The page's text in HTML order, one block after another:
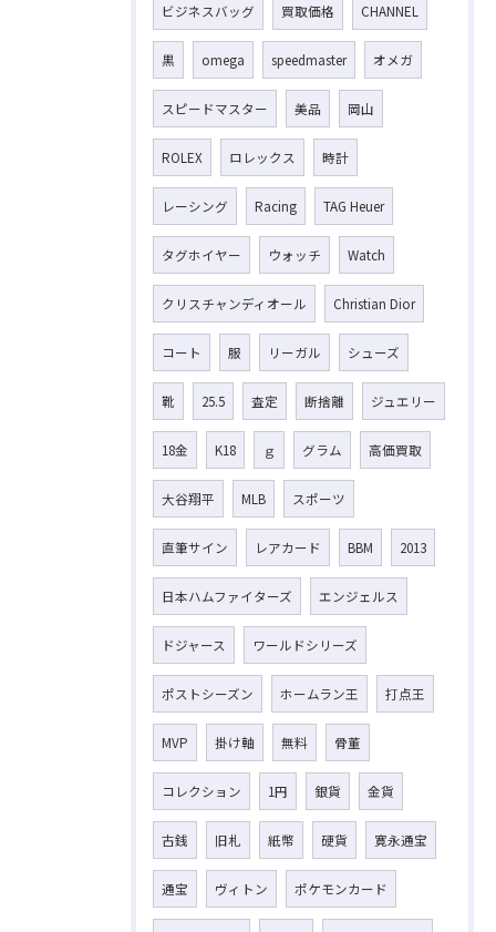
ビジネスバッグ 買取価格 CHANNEL
黒 omega speedmaster オメガ
スピードマスター 美品 岡山
ROLEX ロレックス 時計
レーシング Racing TAG Heuer
タグホイヤー ウォッチ Watch
クリスチャンディオール Christian Dior
コート 服 リーガル シューズ
靴 25.5 査定 断捨離 ジュエリー
18金 K18 ｇ グラム 高価買取
大谷翔平 MLB スポーツ
直筆サイン レアカード BBM 2013
日本ハムファイターズ エンジェルス
ドジャース ワールドシリーズ
ポストシーズン ホームラン王 打点王
MVP 掛け軸 無料 骨董
コレクション 1円 銀貨 金貨
古銭 旧札 紙幣 硬貨 寛永通宝
通宝 ヴィトン ポケモンカード